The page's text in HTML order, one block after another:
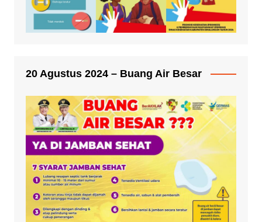
20 Agustus 2024 – Buang Air Besar